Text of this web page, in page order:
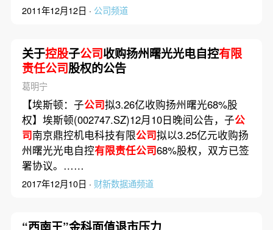
2011年12月12日 · 公司频道
关于控股子公司收购扬州曙光光电自控有限
责任公司股权的公告
葛明宁
【埃斯顿：子公司拟3.26亿收购扬州曙光68%股
权】埃斯顿(002747.SZ)12月10日晚间公告，子公
司南京鼎控机电科技有限公司拟以3.25亿元收购扬
州曙光光电自控有限责任公司68%股权，双方已签
署协议。……
2017年12月10日 · 财新数据通频道
“西南王”金科面值退市压力